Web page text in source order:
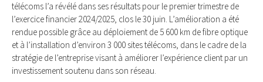
télécoms l’a révélé dans ses résultats pour le premier trimestre de
l’exercice financier 2024/2025, clos le 30 juin. L’amélioration a été
rendue possible grâce au déploiement de 5 600 km de fibre optique
et à l’installation d’environ 3 000 sites télécoms, dans le cadre de la
stratégie de l’entreprise visant à améliorer l’expérience client par un
investissement soutenu dans son réseau.